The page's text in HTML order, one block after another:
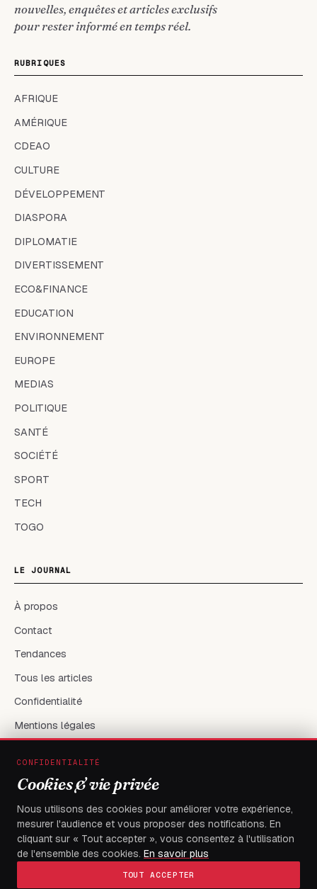
nouvelles, enquêtes et articles exclusifs
pour rester informé en temps réel.
RUBRIQUES
AFRIQUE
AMÉRIQUE
CDEAO
CULTURE
DÉVELOPPEMENT
DIASPORA
DIPLOMATIE
DIVERTISSEMENT
ECO&FINANCE
EDUCATION
ENVIRONNEMENT
EUROPE
MEDIAS
POLITIQUE
SANTÉ
SOCIÉTÉ
SPORT
TECH
TOGO
LE JOURNAL
À propos
Contact
Tendances
Tous les articles
Confidentialité
Mentions légales
X / Twitter
flambeaudesdemocrates@gmail.com
CONFIDENTIALITÉ
Cookies & vie privée
Nous utilisons des cookies pour améliorer votre expérience,
mesurer l'audience et vous proposer des notifications. En
cliquant sur « Tout accepter », vous consentez à l'utilisation
de l'ensemble des cookies. En savoir plus
TOUT ACCEPTER